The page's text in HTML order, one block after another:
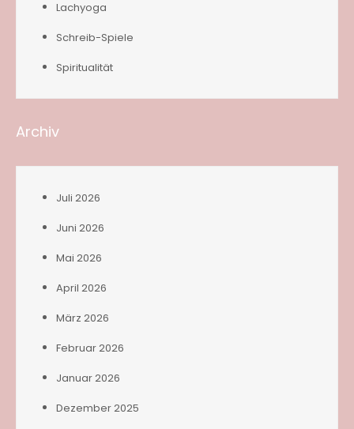
Lachyoga
Schreib-Spiele
Spiritualität
Archiv
Juli 2026
Juni 2026
Mai 2026
April 2026
März 2026
Februar 2026
Januar 2026
Dezember 2025